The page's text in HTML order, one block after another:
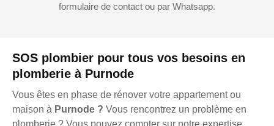
SOS plombier pour tous vos besoins en
plomberie à Purnode
Vous êtes en phase de rénover votre appartement ou
maison à Purnode ? Vous rencontrez un problème en
formulaire de contact ou par Whatsapp.